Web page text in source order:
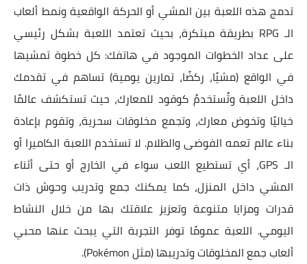
تدمج هذه اللعبة بين المشي أو الحركة الواقعية ونمط ألعاب
الـ RPG بطريقة مبتكرة، بحيث تعتمد اللعبة بشكل رئيسي
على عداد الخطوات الموجود في هاتفك: كل خطوة تمشيها
في الواقع (مشيًا، ركضًا، تمارين يومية) تساهم في تقدمك
داخل اللعبة وتُستخدمُ كوقود للمعارك، حيث تستكشف عالمًا
خياليًا وتخوض معارك، وتجمع مخلوقات سحرية، وتقوم بإعادة
بناء عالم تعمه الفوضى والظلام. لا تستخدم اللعبة الكاميرا أو
الـ GPS، أي تستطيع اللعب سواء في الخارج أو حتى أثناء
المشي داخل المنزل، كما يمكنك جمع وتدريب وحوش ذات
قدرات ومزايا متنوعة وتعزيز علاقتك بها من خلال النشاط
اليومي. اللعبة عمومًا توفر التجربة التي يبحث عنها محبي
ألعاب جمع المخلوقات وتدريبها (مثل Pokémon).